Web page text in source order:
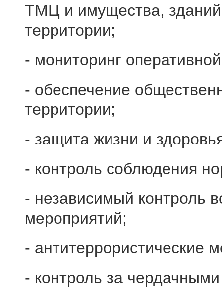
ТМЦ и имущества, зданий
территории;
- мониторинг
- обеспечение
территории;
- защита жизни и
- контроль соблюдения
- независимый контроль
мероприятий;
- антитеррористические
- контроль за